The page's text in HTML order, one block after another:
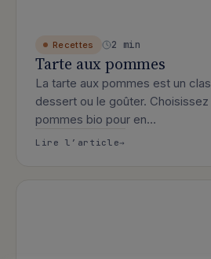
Recettes 2 min
Tarte aux pommes
La tarte aux pommes est un
dessert ou le goûter.
pommes bio pour en…
Lire l’article: Tarte aux